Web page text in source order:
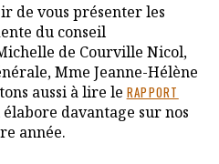
de vous présenter les
du conseil
de Courville Nicol,
Mme Jeanne-Hélène
aussi à lire le RAPPORT
davantage sur nos
année.